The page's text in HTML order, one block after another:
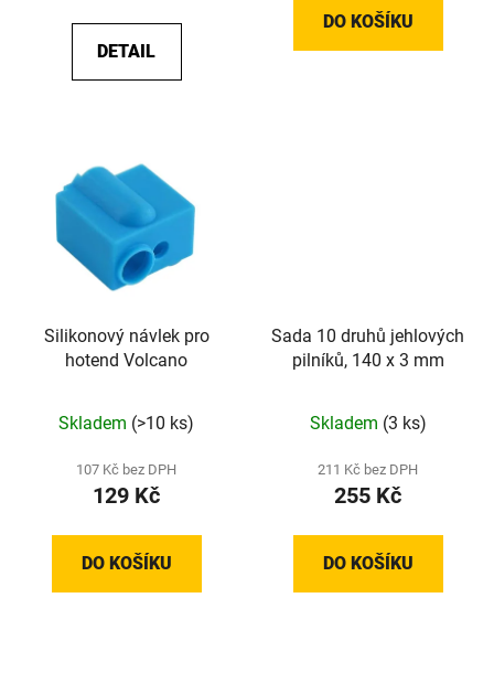
DETAIL
z
DO KOŠÍKU
Silikonový návlek pro
hotend Volcano
Skladem (>10 ks)
107 Kč bez DPH
129 Kč
DO KOŠÍKU
Sada 10 druhů jehlových
pilníků, 140 x 3 mm
Skladem (3 ks)
211 Kč bez DPH
255 Kč
DO KOŠÍKU